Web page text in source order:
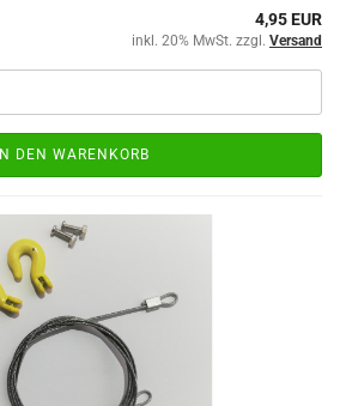
4,95 EUR
inkl. 20% MwSt. zzgl. Versand
IN DEN WARENKORB